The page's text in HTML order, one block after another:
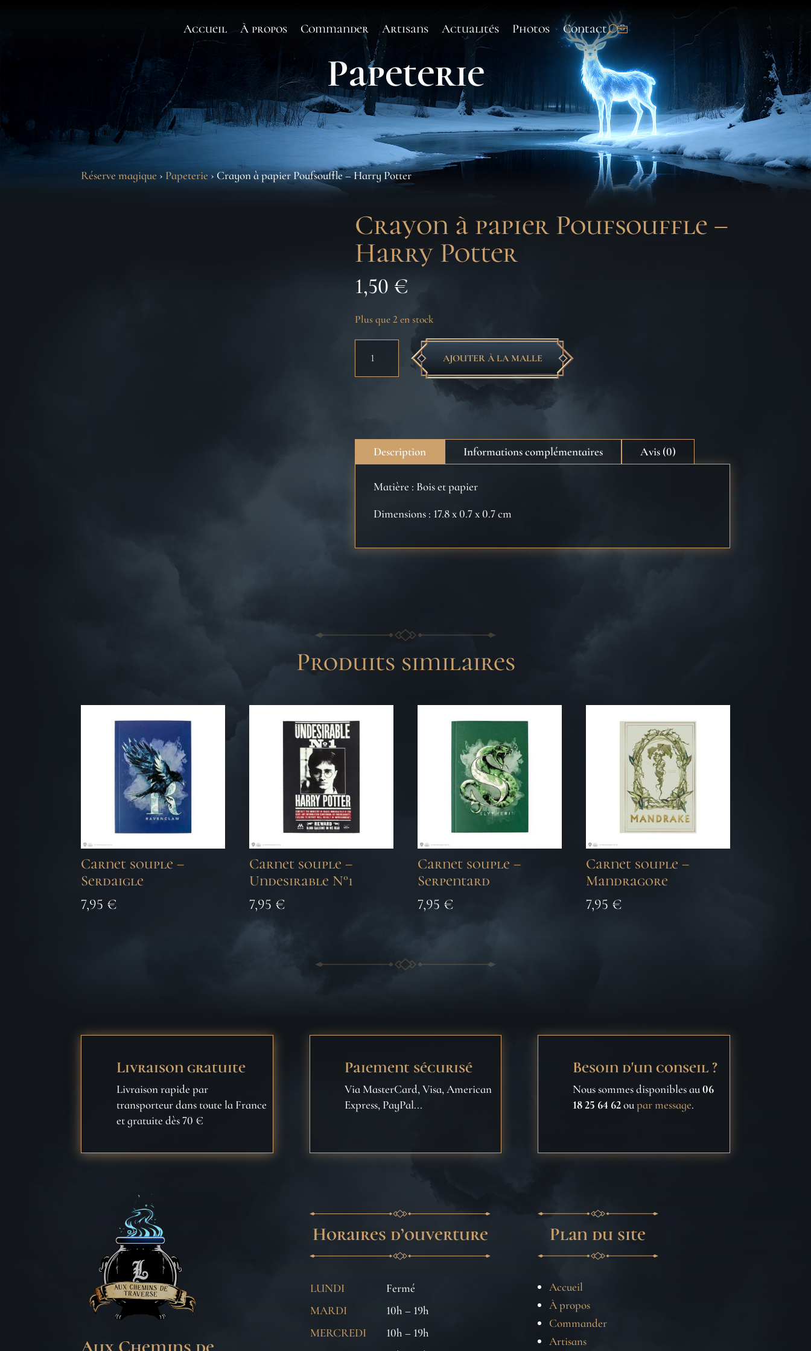
Accueil À propos Commander Artisans Actualités Photos Contact
Papeterie
Réserve magique › Papeterie› Crayon à papier Poufsouffle – Harry Potter
Crayon à papier Poufsouffle –
Harry Potter
1,50 €
Plus que 2 en stock
Crayon
-
Harry
AJOUTER À LA MALLE
Description Informations complémentaires Avis (0)
Matière : Bois et papier
Dimensions : 17.8 x 0.7 x 0.7 cm
Produits similaires
Carnet souple –
Serdaigle
7,95 €
Carnet souple –
Undesirable N°1
7,95 €
Carnet souple –
Serpentard
7,95 €
Carnet souple –
Mandragore
7,95 €
Livraison gratuite
Livraison rapide par
transporteur dans toute la France
et gratuite dès 70 €
Paiement sécurisé
Via MasterCard, Visa, American
Express, PayPal...
Besoin d'un conseil ?
Nous sommes disponibles au06
18 25 64 62oupar message.
Horaires d’ouverture
LUNDI
Fermé
MARDI
10h – 19h
MERCREDI
10h – 19h
Plan du site
Accueil
À propos
Commander
Artisans